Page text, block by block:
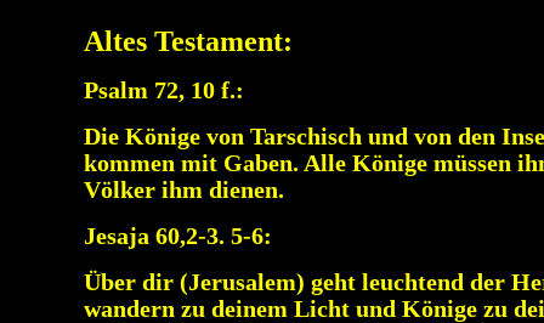
Altes Testament:
Psalm 72, 10 f.:
Die Könige von Tarschisch und von den
kommen mit Gaben. Alle Könige müssen
Völker ihm dienen.
Jesaja 60,2-3. 5-6:
Über dir (Jerusalem) geht leuchtend der
wandern zu deinem Licht und Könige zu